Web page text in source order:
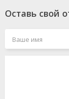
Оставь свой